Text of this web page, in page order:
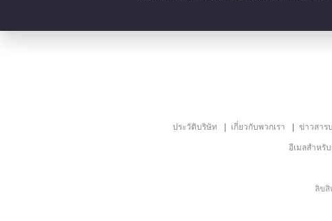
ประวัติบริษัท เกี่ยวกับพวกเรา ข่าวสาร
อีเมลสำหรั
ลิขสิ